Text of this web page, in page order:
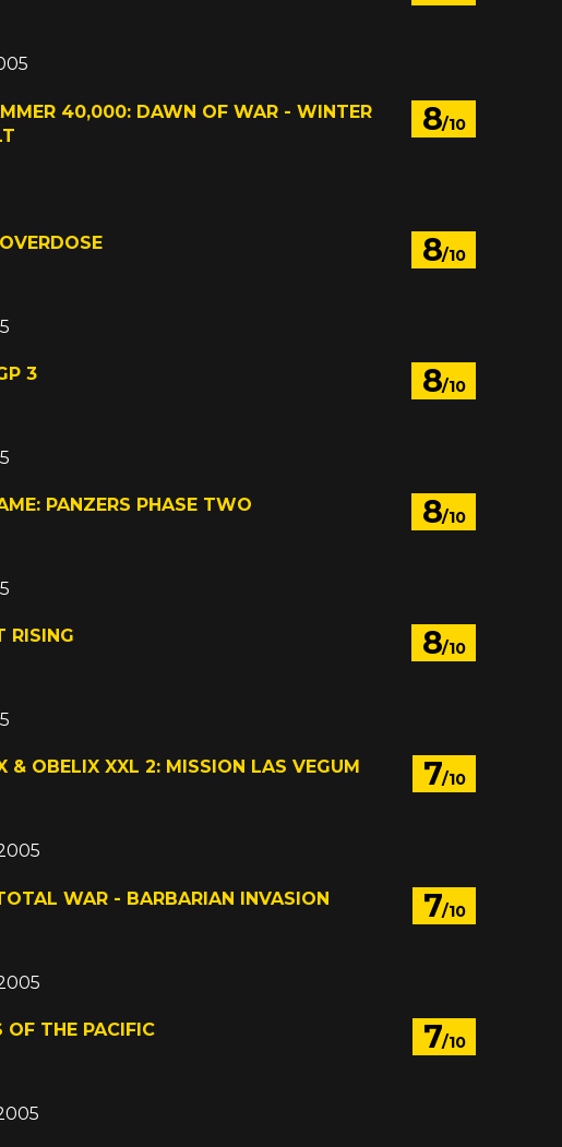
8/10
40,000: DAWN OF WAR - WINTER
8/10
8/10
3
8/10
PANZERS PHASE TWO
8/10
RISING
7/10
& OBELIX XXL 2: MISSION LAS VEGUM
7/10
WAR - BARBARIAN INVASION
7/10
OF THE PACIFIC